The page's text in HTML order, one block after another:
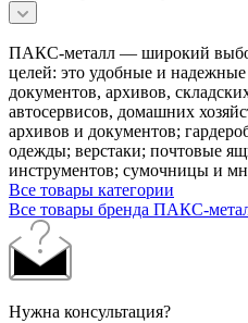
ПАКС-металл — широкий
целей: это удобные и
документов, архивов,
автосервисов, домашних
архивов и документов;
одежды; верстаки; почтовые
инструментов; сумочницы и
Все товары категории
Все товары бренда ПАКС-
Нужна консультация?